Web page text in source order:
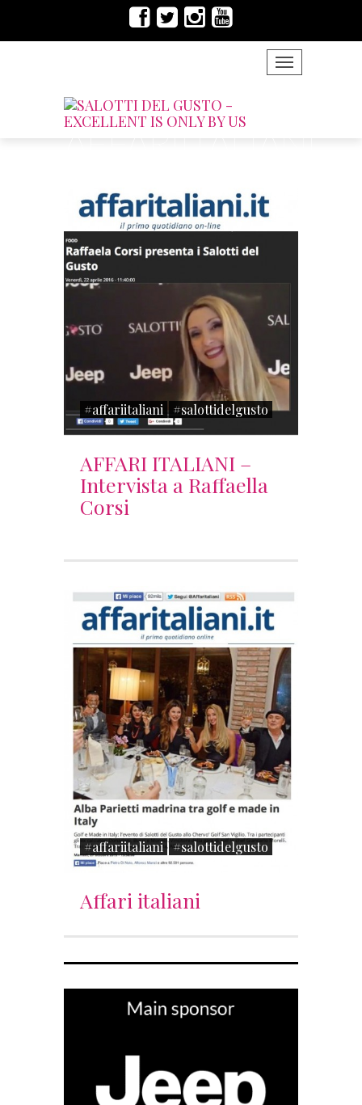
TOGGLE
AFFARIITALIANI
#affariitaliani #salottidelgusto
AFFARI ITALIANI –
Intervista a Raffaella
Corsi
#affariitaliani #salottidelgusto
Affari italiani